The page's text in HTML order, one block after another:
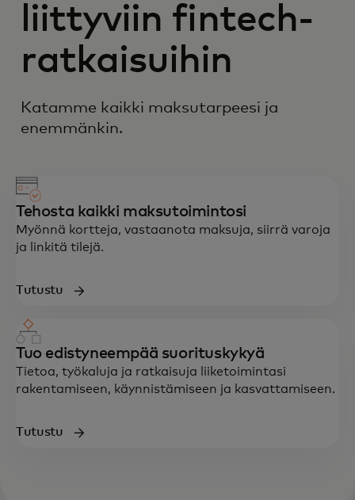
liittyviin fintech-
ratkaisuihin
Katamme kaikki maksutarpeesi ja
enemmänkin.
Tehosta kaikki maksutoimintosi
Myönnä kortteja, vastaanota maksuja, siirrä varoja
ja linkitä tilejä.
Tutustu
Tuo edistyneempää suorituskykyä
Tietoa, työkaluja ja ratkaisuja liiketoimintasi
rakentamiseen, käynnistämiseen ja kasvattamiseen.
Tutustu